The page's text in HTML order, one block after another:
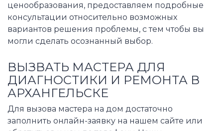
ценообразования, предоставляем подробные
консультации относительно возможных
вариантов решения проблемы, с тем чтобы вы
могли сделать осознанный выбор.
ВЫЗВАТЬ МАСТЕРА ДЛЯ
ДИАГНОСТИКИ И РЕМОНТА В
АРХАНГЕЛЬСКЕ
Для вызова мастера на дом достаточно
заполнить онлайн-заявку на нашем сайте или